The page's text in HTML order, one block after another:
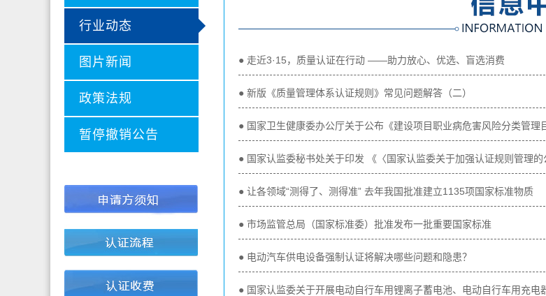
行业动态
图片新闻
政策法规
暂停撤销公告
● 走近3·15，质量认证在行动 ——助力放心、优选、盲选消费
● 新版《质量管理体系认证规则》常见问题解答（二）
● 国家卫生健康委办公厅关于公布《建设项目职业病危害风险分类管理
● 国家认监委秘书处关于印发 《〈国家认监委关于加强认证规则管理
● 让各领域“测得了、测得准” 去年我国批准建立1135项国家标准物质
● 市场监管总局（国家标准委）批准发布一批重要国家标准
● 电动汽车供电设备强制认证将解决哪些问题和隐患？
● 国家认监委关于开展电动自行车用锂离子蓄电池、电动自行车用充